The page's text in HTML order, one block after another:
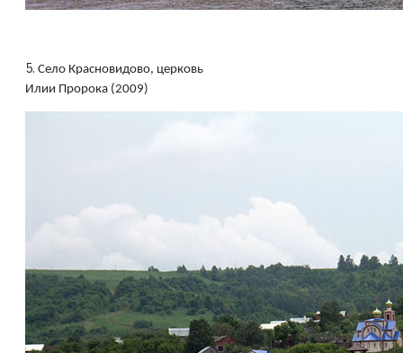
5. Село Красновидово, церковь
Илии Пророка (2009)